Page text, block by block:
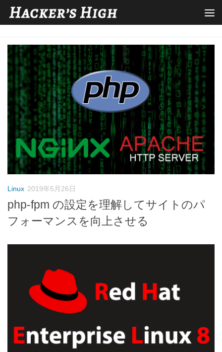
Linux 2019年5月26日
php-fpm の設定を理解してサイトのパ
フォーマンスを向上させる